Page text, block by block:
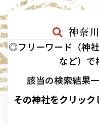
神奈
◎フリーワード（神
など）で
該当の検索結果
その神社をクリッ